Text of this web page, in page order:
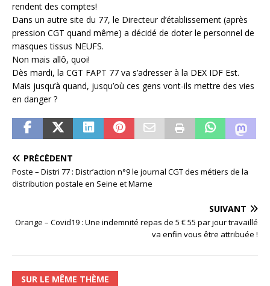
rendent des comptes!
Dans un autre site du 77, le Directeur d’établissement (après
pression CGT quand même) a décidé de doter le personnel de
masques tissus NEUFS.
Non mais allô, quoi!
Dès mardi, la CGT FAPT 77 va s’adresser à la DEX IDF Est.
Mais jusqu’à quand, jusqu’où ces gens vont-ils mettre des vies
en danger ?
PRÉCÉDENT
Poste – Distri 77 : Distr’action n°9 le journal CGT des métiers de la
distribution postale en Seine et Marne
SUIVANT
Orange – Covid19 : Une indemnité repas de 5 € 55 par jour travaillé
va enfin vous être attribuée !
SUR LE MÊME THÈME